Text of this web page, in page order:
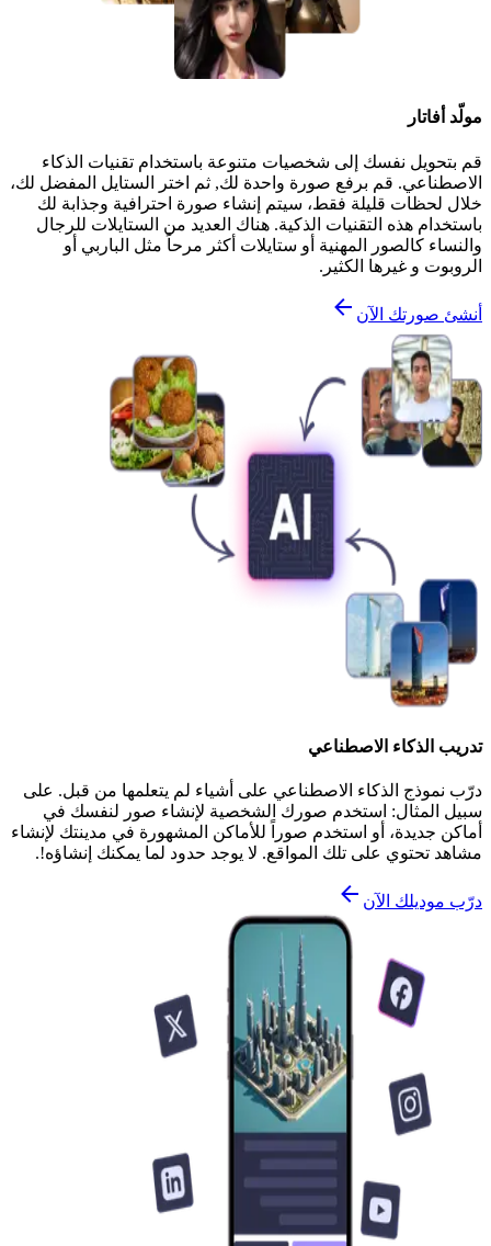
مولّد أفاتار
قم بتحويل نفسك إلى شخصيات متنوعة باستخدام تقنيات الذكاء
الاصطناعي. قم برفع صورة واحدة لك, ثم اختر الستايل المفضل لك،
خلال لحظات قليلة فقط، سيتم إنشاء صورة احترافية وجذابة لك
باستخدام هذه التقنيات الذكية. هناك العديد من الستايلات للرجال
والنساء كالصور المهنية أو ستايلات أكثر مرحاً مثل الباربي أو
الروبوت و غيرها الكثير.
أنشئ صورتك الآن
تدريب الذكاء الاصطناعي
درّب نموذج الذكاء الاصطناعي على أشياء لم يتعلمها من قبل. على
سبيل المثال: استخدم صورك الشخصية لإنشاء صور لنفسك في
أماكن جديدة، أو استخدم صوراً للأماكن المشهورة في مدينتك لإنشاء
مشاهد تحتوي على تلك المواقع. لا يوجد حدود لما يمكنك إنشاؤه!.
درّب موديلك الآن